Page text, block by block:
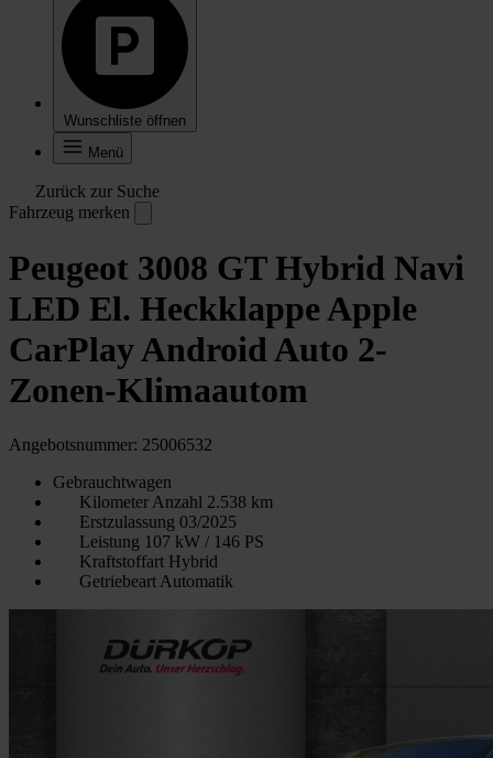
Wunschliste öffnen
Menü
Zurück zur Suche
Fahrzeug merken
Peugeot 3008 GT Hybrid Navi
LED El. Heckklappe Apple
CarPlay Android Auto 2-
Zonen-Klimaautom
Angebotsnummer: 25006532
Gebrauchtwagen
Kilometer Anzahl 2.538 km
Erstzulassung 03/2025
Leistung 107 kW / 146 PS
Kraftstoffart Hybrid
Getriebeart Automatik